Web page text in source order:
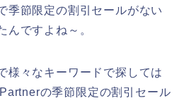
季節限定の割引セールがない
んですよね～。
様々なキーワードで探しては
の季節限定の割引セール